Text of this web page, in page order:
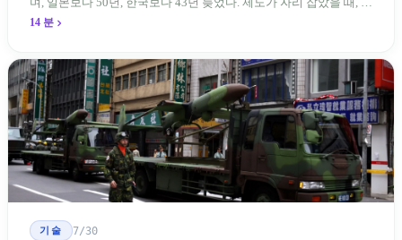
며, 일본보다 50년, 한국보다 43년 늦었다. 제도가 자리 잡았을 때, 제
자 제도는 이미 1970-80년대 산업화 과정에서 붕괴되었다. 600여 명
14 분
기술 7/30